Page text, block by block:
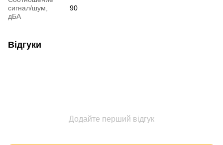
сигнал/шум,
дБА
90
Відгуки
Додайте перший відгук